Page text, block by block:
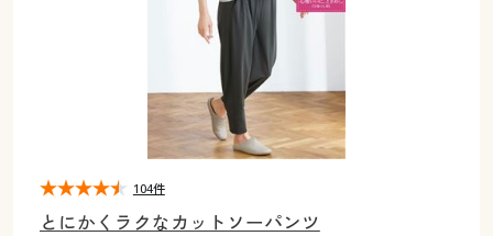
カーテン・ラグ・ファブリック
美容・健康・サプリメント
ジュニア・ティーンズ下着
大きいサイズ レディース服
大きいサイズ レディース下着
カーテン・ラグ・ファブリック
大きいサイズ通販すべて
大きいサイズ レディース服
大きいサイズ レディース下着
大きいサイズ メンズ
シークレットセール
商品カテゴリ一覧
カタログ
とにかくラクなカットソーパンツ
104件